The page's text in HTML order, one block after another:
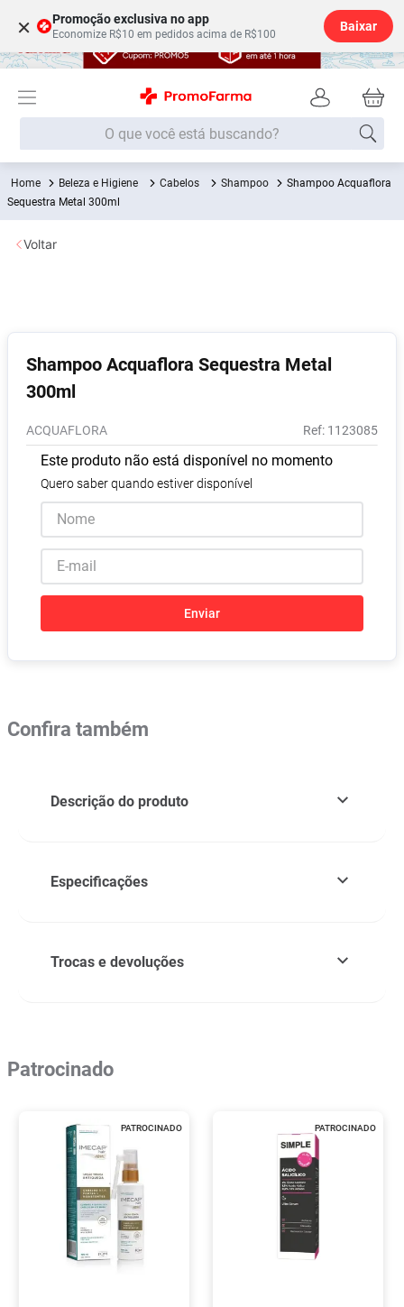
× Promoção exclusiva no app
Economize R$10 em pedidos acima de R$100
Baixar
O que você está buscando?
Beleza e Higiene Cabelos Shampoo
Shampoo Acquaflora
Sequestra Metal 300ml
Shampoo Acquaflora Sequestra Metal
300ml
ACQUAFLORA : 1123085
Este produto não está disponível no momento
Quero saber quando estiver disponível
Enviar
Voltar
Confira também
Descrição do produto
Especificações
Trocas e devoluções
Patrocinado
PATROCINADO PATROCINADO
Termos mais buscados
1º Fralda
2
6º Shampoo
7º
8º Absorvente
9º Lavitan
10º Vitamina D